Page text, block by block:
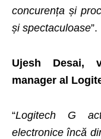
concurența și
și spectaculoase”.
Ujesh Desai,
manager al
“Logitech G
electronice încă